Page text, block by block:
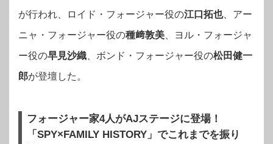
が行われ、ロイド・フォージャー役の江口拓也、アー
ニャ・フォージャー役の種﨑敦美、ヨル・フォージャ
ー役の早見沙織、ボンド・フォージャー役の松田健一
郎が登壇した。
フォージャー家4人がAJステージに登場！
「SPY×FAMILY HISTORY」でこれまでを振り